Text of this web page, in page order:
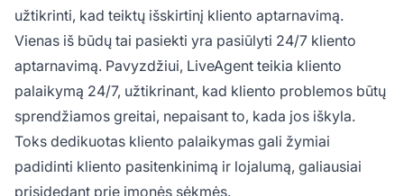
užtikrinti, kad teiktų išskirtinį kliento aptarnavimą.
Vienas iš būdų tai pasiekti yra pasiūlyti 24/7 kliento
aptarnavimą. Pavyzdžiui, LiveAgent teikia kliento
palaikymą 24/7, užtikrinant, kad kliento problemos būtų
sprendžiamos greitai, nepaisant to, kada jos iškyla.
Toks dedikuotas kliento palaikymas gali žymiai
padidinti kliento pasitenkinimą ir lojalumą, galiausiai
prisidedant prie įmonės sėkmės.